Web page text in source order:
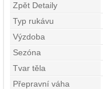
Zpět Detaily
Typ rukávu
Výzdoba
Sezóna
Tvar těla
Přepravní váha